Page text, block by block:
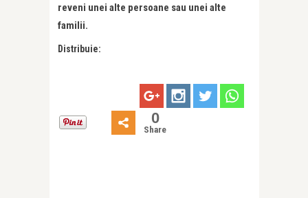
reveni unei alte persoane sau unei alte
familii.
Distribuie:
0
Share